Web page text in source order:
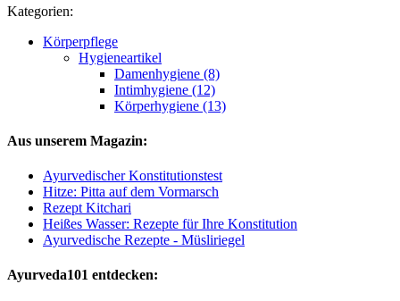
Kategorien:
Körperpflege
Hygieneartikel
Damenhygiene (8)
Intimhygiene (12)
Körperhygiene (13)
Aus unserem Magazin:
Ayurvedischer Konstitutionstest
Hitze: Pitta auf dem Vormarsch
Rezept Kitchari
Heißes Wasser: Rezepte für Ihre Konstitution
Ayurvedische Rezepte - Müsliriegel
Ayurveda101 entdecken: